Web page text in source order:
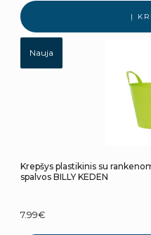
Į
Nauja
Krepšys plastikinis su
spalvos BILLY KEDEN
7.99€